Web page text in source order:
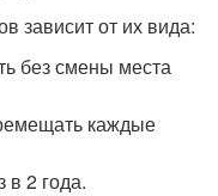
зависит от их вида:
без смены места
каждые
в 2 года.